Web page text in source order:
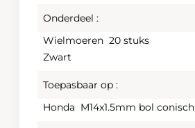
Onderdeel :
Wielmoeren 20 stuks
Zwart
Toepasbaar op :
Honda M14x1.5mm bol conisch